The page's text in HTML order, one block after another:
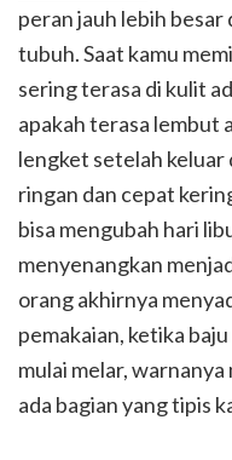
peran jauh lebih
tubuh. Saat kamu
sering terasa di kulit
apakah terasa lembut
lengket setelah keluar
ringan dan cepat
bisa mengubah hari
menyenangkan
orang akhirnya
pemakaian, ketika
mulai melar,
ada bagian yang tipis